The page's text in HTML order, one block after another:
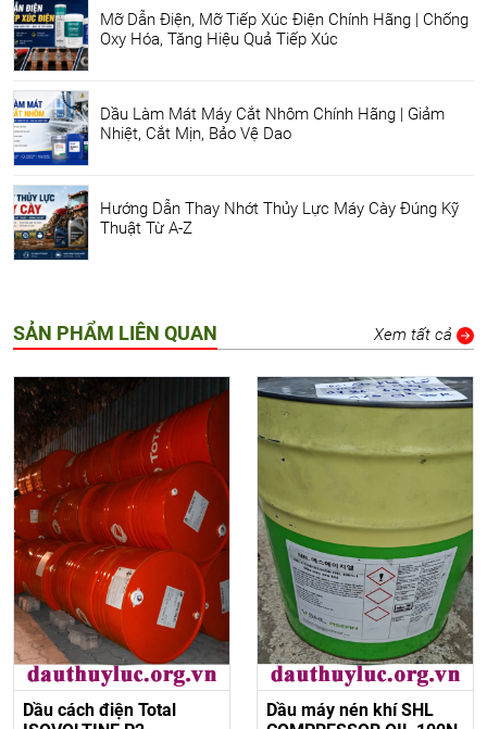
Mỡ Dẫn Điện, Mỡ Tiếp Xúc Điện Chính Hãng | Chống
Oxy Hóa, Tăng Hiệu Quả Tiếp Xúc
Dầu Làm Mát Máy Cắt Nhôm Chính Hãng | Giảm
Nhiệt, Cắt Mịn, Bảo Vệ Dao
Hướng Dẫn Thay Nhớt Thủy Lực Máy Cày Đúng Kỹ
Thuật Từ A-Z
SẢN PHẨM LIÊN QUAN Xem tất cả
Dầu cách điện Total
Dầu máy nén khí SHL